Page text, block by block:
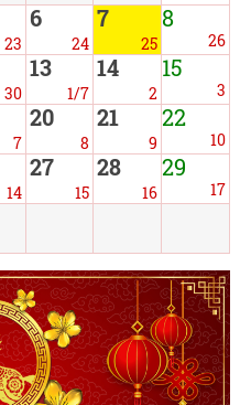
23
6
24
7
25
8
26
30
13
1/7
14
2
15
3
7
20
8
21
9
22
10
14
27
15
28
16
29
17